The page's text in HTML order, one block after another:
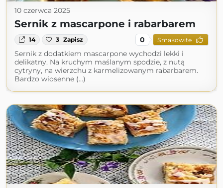
10 czerwca 2025
Sernik z mascarpone i rabarbarem
14 3 Zapisz 0 Smakowite
Sernik z dodatkiem mascarpone wychodzi lekki i
delikatny. Na kruchym maślanym spodzie, z nutą
cytryny, na wierzchu z karmelizowanym rabarbarem.
Bardzo wiosenne (...)